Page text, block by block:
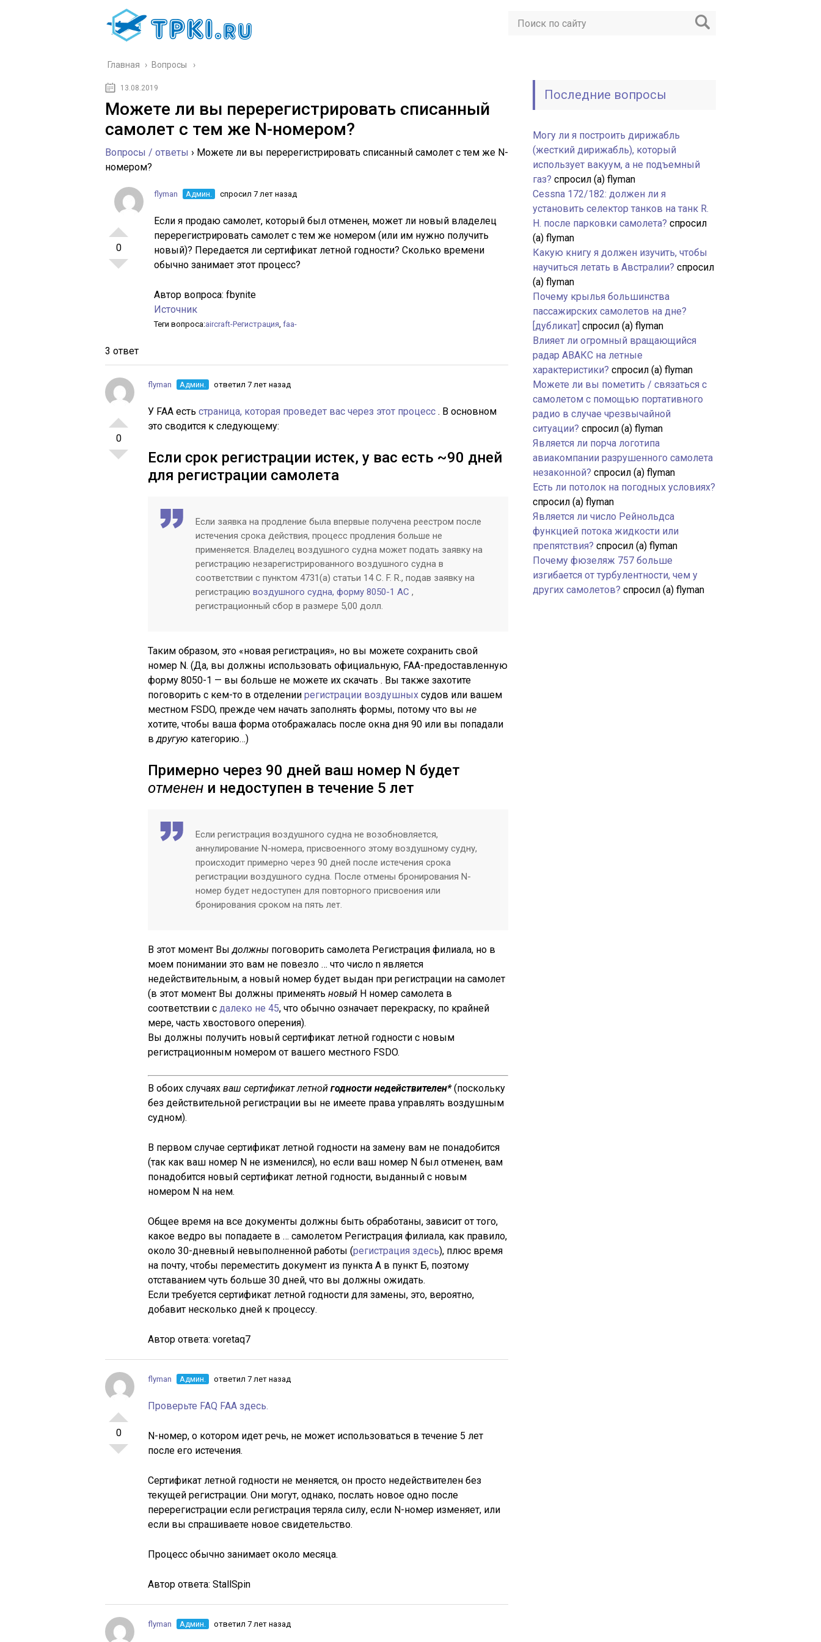
Главная › Вопросы
13.08.2019
Можете ли вы перерегистрировать списанный
самолет с тем же N-номером?
Вопросы / ответы › Можете ли вы перерегистрировать списанный самолет с тем же N-
номером?
0
flyman Админ. спросил 7 лет назад
Если я продаю самолет, который был отменен, может ли новый владелец
перерегистрировать самолет с тем же номером (или им нужно получить
новый)? Передается ли сертификат летной годности? Сколько времени
обычно занимает этот процесс?
Автор вопроса: fbynite
Источник
Теги вопроса:aircraft-Регистрация, faa-
3 ответ
0
flyman Админ. ответил 7 лет назад
У FAA есть страница, которая проведет вас через этот процесс . В основном
это сводится к следующему:
Если срок регистрации истек, у вас есть ~90 дней
для регистрации самолета
Если заявка на продление была впервые получена реестром после
истечения срока действия, процесс продления больше не
применяется. Владелец воздушного судна может подать заявку на
регистрацию незарегистрированного воздушного судна в
соответствии с пунктом 4731(a) статьи 14 C. F. R., подав заявку на
регистрацию воздушного судна, форму 8050-1 AC ,
регистрационный сбор в размере 5,00 долл.
Таким образом, это «новая регистрация», но вы можете сохранить свой
номер N. (Да, вы должны использовать официальную, FAA-предоставленную
форму 8050-1 — вы больше не можете их скачать . Вы также захотите
поговорить с кем-то в отделении регистрации воздушных судов или вашем
местном FSDO, прежде чем начать заполнять формы, потому что вы не
хотите, чтобы ваша форма отображалась после окна дня 90 или вы попадали
вдругую категорию…)
Примерно через 90 дней ваш номер N будет
отменен и недоступен в течение 5 лет
Если регистрация воздушного судна не возобновляется,
аннулирование N-номера, присвоенного этому воздушному судну,
происходит примерно через 90 дней после истечения срока
регистрации воздушного судна. После отмены бронирования N-
номер будет недоступен для повторного присвоения или
бронирования сроком на пять лет.
В этот момент Выдолжны поговорить самолета Регистрация филиала, но в
моем понимании это вам не повезло … что число n является
недействительным, а новый номер будет выдан при регистрации на самолет
(в этот момент Вы должны применять новый Н номер самолета в
соответствии с далеко не 45, что обычно означает перекраску, по крайней
мере, часть хвостового оперения).
Вы должны получить новый сертификат летной годности с новым
регистрационным номером от вашего местного FSDO.
В обоих случаях ваш сертификат летной годности недействителен*(поскольку
без действительной регистрации вы не имеете права управлять воздушным
судном).
В первом случае сертификат летной годности на замену вам не понадобится
(так как ваш номер N не изменился), но если ваш номер N был отменен, вам
понадобится новый сертификат летной годности, выданный с новым
номером N на нем.
Общее время на все документы должны быть обработаны, зависит от того,
какое ведро вы попадаете в … самолетом Регистрация филиала, как правило,
около 30-дневный невыполненной работы (регистрация здесь), плюс время
на почту, чтобы переместить документ из пункта А в пункт Б, поэтому
отставанием чуть больше 30 дней, что вы должны ожидать.
Если требуется сертификат летной годности для замены, это, вероятно,
добавит несколько дней к процессу.
Автор ответа: voretaq7
0
flyman Админ. ответил 7 лет назад
Проверьте FAQ FAA здесь.
N-номер, о котором идет речь, не может использоваться в течение 5 лет
после его истечения.
Сертификат летной годности не меняется, он просто недействителен без
текущей регистрации. Они могут, однако, послать новое одно после
перерегистрации если регистрация теряла силу, если N-номер изменяет, или
если вы спрашиваете новое свидетельство.
Процесс обычно занимает около месяца.
Автор ответа: StallSpin
flyman Админ. ответил 7 лет назад
Последние вопросы
Могу ли я построить дирижабль
(жесткий дирижабль), который
использует вакуум, а не подъемный
газ? спросил (а) flyman
Cessna 172/182: должен ли я
установить селектор танков на танк R.
H. после парковки самолета? спросил
(а) flyman
Какую книгу я должен изучить, чтобы
научиться летать в Австралии? спросил
(а) flyman
Почему крылья большинства
пассажирских самолетов на дне?
[дубликат] спросил (а) flyman
Влияет ли огромный вращающийся
радар АВАКС на летные
характеристики? спросил (а) flyman
Можете ли вы пометить / связаться с
самолетом с помощью портативного
радио в случае чрезвычайной
ситуации? спросил (а) flyman
Является ли порча логотипа
авиакомпании разрушенного самолета
незаконной? спросил (а) flyman
Есть ли потолок на погодных условиях?
спросил (а) flyman
Является ли число Рейнольдса
функцией потока жидкости или
препятствия? спросил (а) flyman
Почему фюзеляж 757 больше
изгибается от турбулентности, чем у
других самолетов? спросил (а) flyman